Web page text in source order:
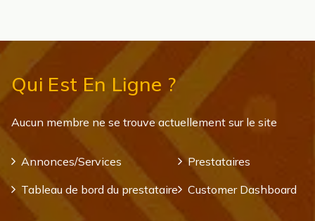
Qui Est En Ligne ?
Aucun membre ne se trouve actuellement sur le site
Annonces/Services
Prestataires
Tableau de bord du prestataire
Customer Dashboard